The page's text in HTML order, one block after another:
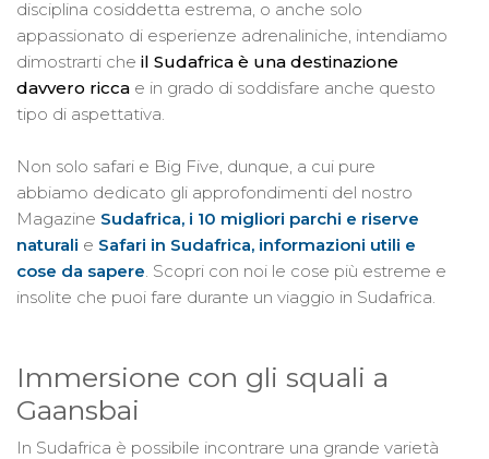
disciplina cosiddetta estrema, o anche solo
appassionato di esperienze adrenaliniche, intendiamo
dimostrarti che il Sudafrica è una destinazione
davvero ricca e in grado di soddisfare anche questo
tipo di aspettativa.
Non solo safari e Big Five, dunque, a cui pure
abbiamo dedicato gli approfondimenti del nostro
Magazine Sudafrica, i 10 migliori parchi e riserve
naturali e Safari in Sudafrica, informazioni utili e
cose da sapere . Scopri con noi le cose più estreme e
insolite che puoi fare durante un viaggio in Sudafrica.
Immersione con gli squali a
Gaansbai
In Sudafrica è possibile incontrare una grande varietà